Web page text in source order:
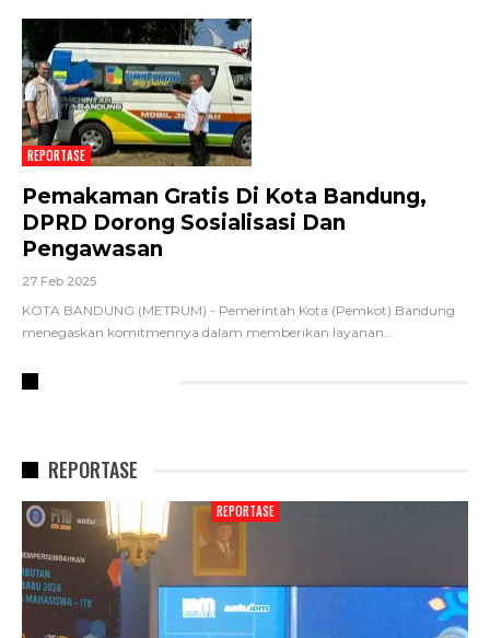
REPORTASE
Pemakaman Gratis Di Kota Bandung,
DPRD Dorong Sosialisasi Dan
Pengawasan
27 Feb 2025
KOTA BANDUNG (METRUM) - Pemerintah Kota (Pemkot) Bandung
menegaskan komitmennya dalam memberikan layanan
REPORTASE
REPORTASE